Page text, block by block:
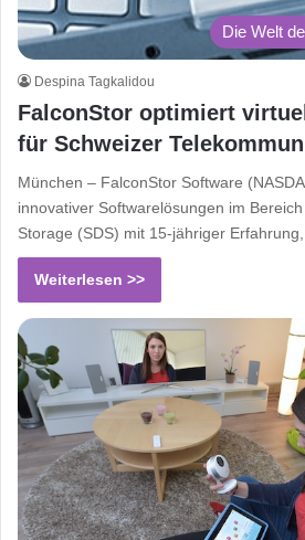
Die Welt
Despina Tagkalidou
FalconStor optimiert
für Schweizer
München – FalconStor Software
innovativer Softwarelösungen im
Storage (SDS) mit 15-jähriger
Weiterlesen >>